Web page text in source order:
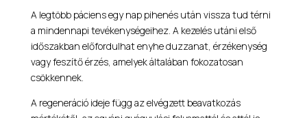
A legtöbb páciens egy nap pihenés után vissza tud térni
a mindennapi tevékenységeihez. A kezelés utáni első
időszakban előfordulhat enyhe duzzanat, érzékenység
vagy feszítő érzés, amelyek általában fokozatosan
csökkennek.
A regeneráció ideje függ az elvégzett beavatkozás